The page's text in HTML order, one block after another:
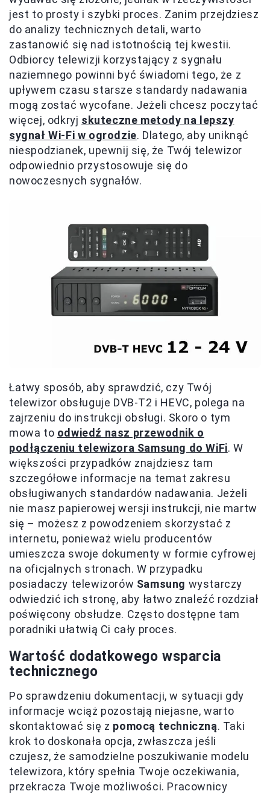
jest to prosty i szybki proces. Zanim przejdziesz
do analizy technicznych detali, warto
zastanowić się nad istotnością tej kwestii.
Odbiorcy telewizji korzystający z sygnału
naziemnego powinni być świadomi tego, że z
upływem czasu starsze standardy nadawania
mogą zostać wycofane. Jeżeli chcesz poczytać
więcej, odkryj skuteczne metody na lepszy
sygnał Wi-Fi w ogrodzie. Dlatego, aby uniknąć
niespodzianek, upewnij się, że Twój telewizor
odpowiednio przystosowuje się do
nowoczesnych sygnałów.
Łatwy sposób, aby sprawdzić, czy Twój
telewizor obsługuje DVB-T2 i HEVC, polega na
zajrzeniu do instrukcji obsługi. Skoro o tym
mowa to odwiedź nasz przewodnik o
podłączeniu telewizora Samsung do WiFi. W
większości przypadków znajdziesz tam
szczegółowe informacje na temat zakresu
obsługiwanych standardów nadawania. Jeżeli
nie masz papierowej wersji instrukcji, nie martw
się – możesz z powodzeniem skorzystać z
internetu, ponieważ wielu producentów
umieszcza swoje dokumenty w formie cyfrowej
na oficjalnych stronach. W przypadku
posiadaczy telewizorów Samsung wystarczy
odwiedzić ich stronę, aby łatwo znaleźć rozdział
poświęcony obsłudze. Często dostępne tam
poradniki ułatwią Ci cały proces.
Wartość dodatkowego wsparcia
technicznego
Po sprawdzeniu dokumentacji, w sytuacji gdy
informacje wciąż pozostają niejasne, warto
skontaktować się z pomocą techniczną. Taki
krok to doskonała opcja, zwłaszcza jeśli
czujesz, że samodzielne poszukiwanie modelu
telewizora, który spełnia Twoje oczekiwania,
przekracza Twoje możliwości. Pracownicy